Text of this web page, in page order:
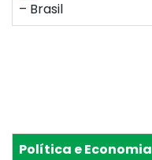
– Brasil
Política e Economia